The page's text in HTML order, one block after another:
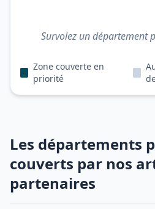
Survolez un département
Zone couverte en
priorité
Les départements
couverts par nos
partenaires